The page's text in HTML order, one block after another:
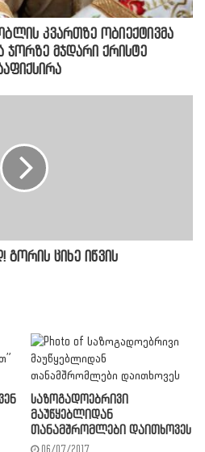
კვართზე ობიექტივმა
ჯორზე მჯდარი ქრისტე
გორის ციხე იწვის
საზოგადოებრივი
მაუწყებლიდან
თანამშრომლები დაითხოვეს
06/07/2017